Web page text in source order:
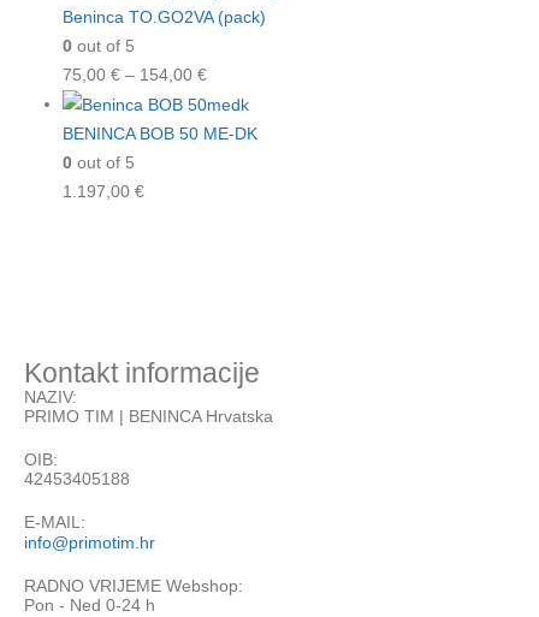
Beninca TO.GO2VA (pack)
0 out of 5
75,00 € – 154,00 €
BENINCA BOB 50 ME-DK
0 out of 5
1.197,00 €
Kontakt informacije
NAZIV:
PRIMO TIM | BENINCA Hrvatska
OIB:
42453405188
E-MAIL:
info@primotim.hr
RADNO VRIJEME Webshop:
Pon - Ned 0-24 h